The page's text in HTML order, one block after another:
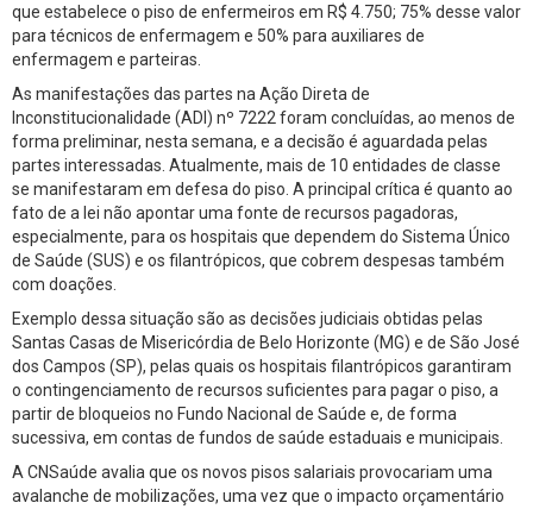
que estabelece o piso de enfermeiros em R$ 4.750; 75% desse valor
para técnicos de enfermagem e 50% para auxiliares de
enfermagem e parteiras.
As manifestações das partes na Ação Direta de
Inconstitucionalidade (ADI) nº 7222 foram concluídas, ao menos de
forma preliminar, nesta semana, e a decisão é aguardada pelas
partes interessadas. Atualmente, mais de 10 entidades de classe
se manifestaram em defesa do piso. A principal crítica é quanto ao
fato de a lei não apontar uma fonte de recursos pagadoras,
especialmente, para os hospitais que dependem do Sistema Único
de Saúde (SUS) e os filantrópicos, que cobrem despesas também
com doações.
Exemplo dessa situação são as decisões judiciais obtidas pelas
Santas Casas de Misericórdia de Belo Horizonte (MG) e de São José
dos Campos (SP), pelas quais os hospitais filantrópicos garantiram
o contingenciamento de recursos suficientes para pagar o piso, a
partir de bloqueios no Fundo Nacional de Saúde e, de forma
sucessiva, em contas de fundos de saúde estaduais e municipais.
A CNSaúde avalia que os novos pisos salariais provocariam uma
avalanche de mobilizações, uma vez que o impacto orçamentário